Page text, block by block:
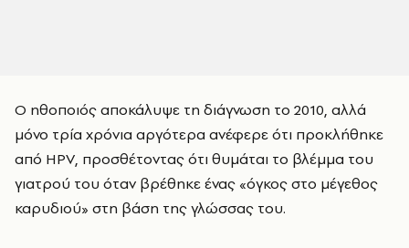
Ο ηθοποιός αποκάλυψε τη διάγνωση το 2010, αλλά
μόνο τρία χρόνια αργότερα ανέφερε ότι προκλήθηκε
από HPV, προσθέτοντας ότι θυμάται το βλέμμα του
γιατρού του όταν βρέθηκε ένας «όγκος στο μέγεθος
καρυδιού» στη βάση της γλώσσας του.